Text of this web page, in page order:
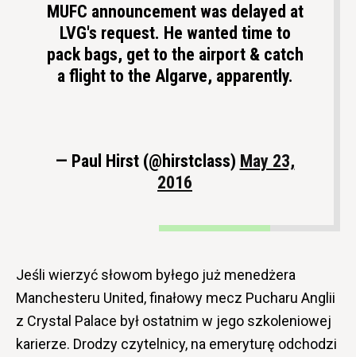
MUFC announcement was delayed at
LVG's request. He wanted time to
pack bags, get to the airport & catch
a flight to the Algarve, apparently.
— Paul Hirst (@hirstclass) May 23,
2016
Jeśli wierzyć słowom byłego już menedżera
Manchesteru United, finałowy mecz Pucharu Anglii
z Crystal Palace był ostatnim w jego szkoleniowej
karierze. Drodzy czytelnicy, na emeryturę odchodzi